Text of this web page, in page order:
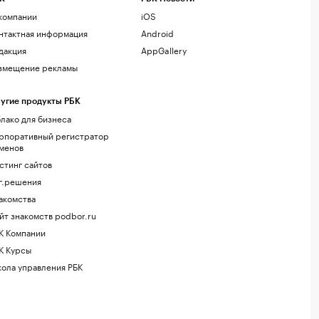
информация
рекламы
продукты РБК
для бизнеса
регистратор
сайтов
знакомств podbor.ru
Компании
Курсы
управления РБК
iOS
Android
AppGallery